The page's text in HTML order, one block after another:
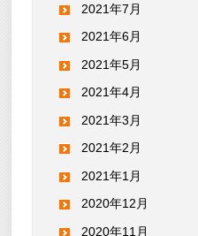
2021年7月
2021年6月
2021年5月
2021年4月
2021年3月
2021年2月
2021年1月
2020年12月
2020年11月